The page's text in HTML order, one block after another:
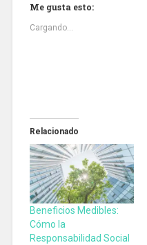
Me gusta esto:
Cargando...
Relacionado
Beneficios Medibles:
Cómo la
Responsabilidad Social